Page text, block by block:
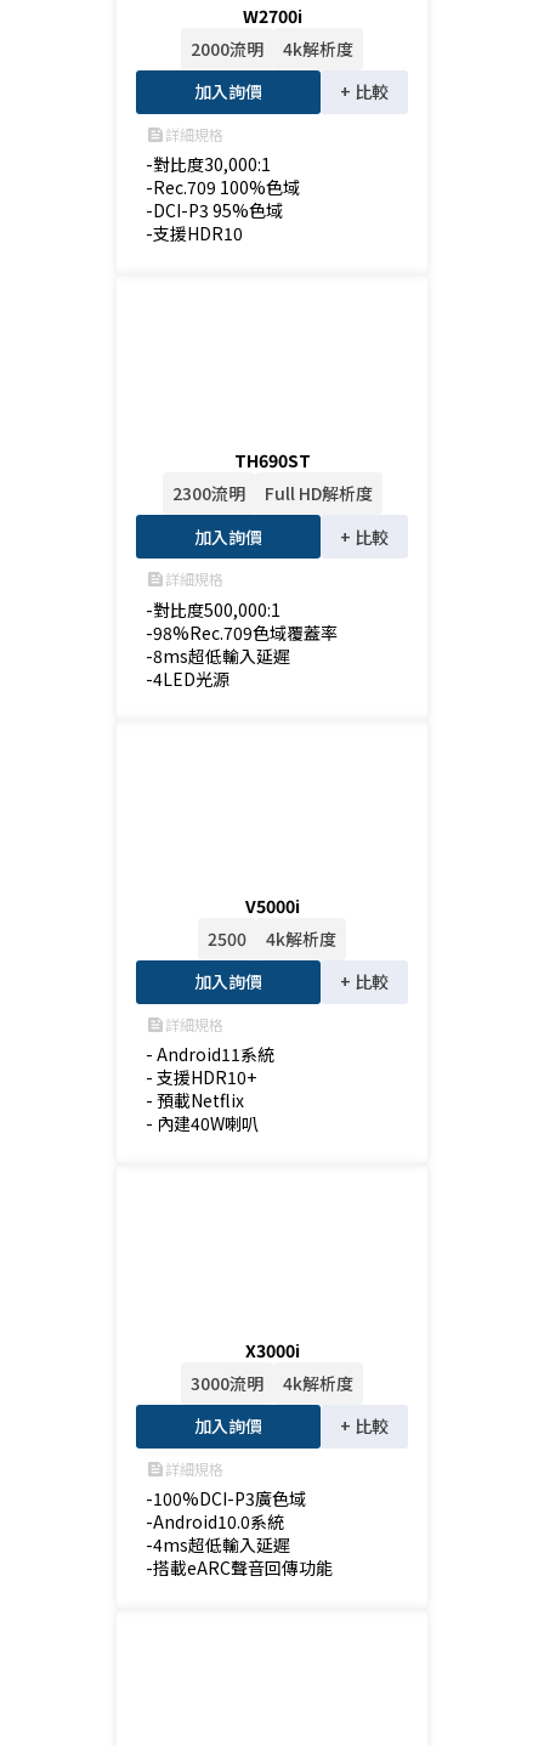
W2700i
2000流明
4k解析度
加入詢價
+ 比較
feed詳細規格
-對比度30,000:1
-Rec.709 100%色域
-DCI-P3 95%色域
-支援HDR10
TH690ST
2300流明
Full HD解析度
加入詢價
+ 比較
feed詳細規格
-對比度500,000:1
-98%Rec.709色域覆蓋率
-8ms超低輸入延遲
-4LED光源
V5000i
2500
4k解析度
加入詢價
+ 比較
feed詳細規格
- Android11系統
- 支援HDR10+
- 預載Netflix
- 內建40W喇叭
X3000i
3000流明
4k解析度
加入詢價
+ 比較
feed詳細規格
-100%DCI-P3廣色域
-Android10.0系統
-4ms超低輸入延遲
-搭載eARC聲音回傳功能